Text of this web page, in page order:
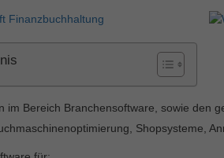
im Bereich Branchensoftware, sowie den
Shopsysteme,